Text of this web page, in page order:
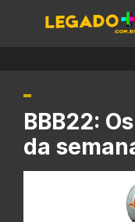
BBB22:
da